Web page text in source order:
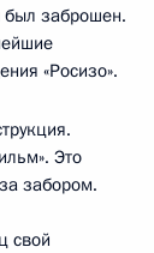
был заброшен.
«Росизо».
Это
забором.
свой